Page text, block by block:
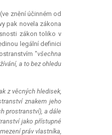
znění účinném od
pak novela zákona
zákon toliko v
legální definici
"všechna
a to bez ohledu
z věcných hledisek,
znakem jeho
prostranství), a dále
jako přístupné
práv vlastníka,